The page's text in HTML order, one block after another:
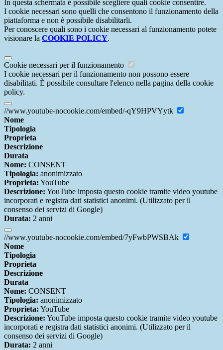
In questa schermata è possibile scegliere quali cookie consentire.
I cookie necessari sono quelli che consentono il funzionamento della
piattaforma e non è possibile disabilitarli.
Per conoscere quali sono i cookie necessari al funzionamento potete
visionare la COOKIE POLICY.
Cookie necessari per il funzionamento
I cookie necessari per il funzionamento non possono essere
disabilitati. È possibile consultare l'elenco nella pagina della cookie
policy.
//www.youtube-nocookie.com/embed/-qY9HPVYytk
Nome
Tipologia
Proprieta
Descrizione
Durata
Nome: CONSENT
Tipologia: anonimizzato
Proprieta: YouTube
Descrizione: YouTube imposta questo cookie tramite video youtube
incorporati e registra dati statistici anonimi. (Utilizzato per il
consenso dei servizi di Google)
Durata: 2 anni
//www.youtube-nocookie.com/embed/7yFwbPWSBAk
Nome
Tipologia
Proprieta
Descrizione
Durata
Nome: CONSENT
Tipologia: anonimizzato
Proprieta: YouTube
Descrizione: YouTube imposta questo cookie tramite video youtube
incorporati e registra dati statistici anonimi. (Utilizzato per il
consenso dei servizi di Google)
Durata: 2 anni